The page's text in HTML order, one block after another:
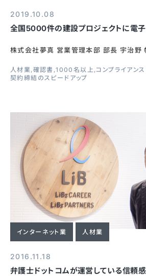
2019.10.08
全国5000件の建設プロジェクトに電
株式会社夢真 営業管理本部 部長 宇治野
人材業 確認書 1000名以上 コンプライアン
契約締結のスピードアップ
インターネット業 人材業
2016.11.18
弁護士ドットコムが運営している信頼感